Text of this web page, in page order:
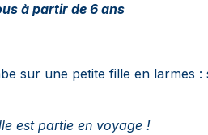
à partir de 6 ans
sur une petite fille en larmes :
est partie en voyage !